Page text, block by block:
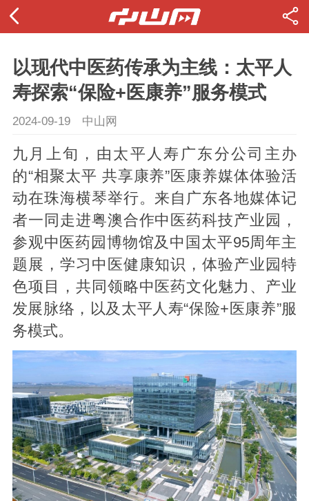
以现代中医药传承为主线：太平人
寿探索“保险+医康养”服务模式
2024-09-19 中山网
九月上旬，由太平人寿广东分公司主办
的“相聚太平 共享康养”医康养媒体体验活
动在珠海横琴举行。来自广东各地媒体记
者一同走进粤澳合作中医药科技产业园，
参观中医药园博物馆及中国太平95周年主
题展，学习中医健康知识，体验产业园特
色项目，共同领略中医药文化魅力、产业
发展脉络，以及太平人寿“保险+医康养”服
务模式。